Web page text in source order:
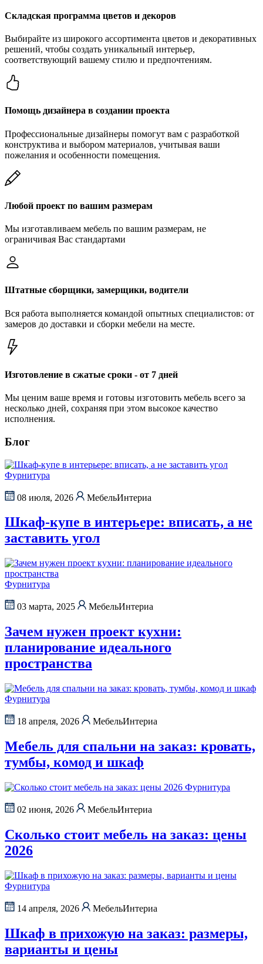
Складская программа цветов и декоров
Выбирайте из широкого ассортимента цветов и декоративных
решений, чтобы создать уникальный интерьер,
соответствующий вашему стилю и предпочтениям.
Помощь дизайнера в создании проекта
Профессиональные дизайнеры помогут вам с разработкой
конструктива и выбором материалов, учитывая ваши
пожелания и особенности помещения.
Любой проект по вашим размерам
Мы изготавливаем мебель по вашим размерам, не
ограничивая Вас стандартами
Штатные сборщики, замерщики, водители
Вся работа выполняется командой опытных специалистов: от
замеров до доставки и сборки мебели на месте.
Изготовление в сжатые сроки - от 7 дней
Мы ценим ваше время и готовы изготовить мебель всего за
несколько дней, сохраняя при этом высокое качество
исполнения.
Блог
Фурнитура
08 июля, 2026 МебельИнтериа
Шкаф-купе в интерьере: вписать, а не
заставить угол
Фурнитура
03 марта, 2025 МебельИнтериа
Зачем нужен проект кухни:
планирование идеального
пространства
Фурнитура
18 апреля, 2026 МебельИнтериа
Мебель для спальни на заказ: кровать,
тумбы, комод и шкаф
Фурнитура
02 июня, 2026 МебельИнтериа
Сколько стоит мебель на заказ: цены
2026
Фурнитура
14 апреля, 2026 МебельИнтериа
Шкаф в прихожую на заказ: размеры,
варианты и цены